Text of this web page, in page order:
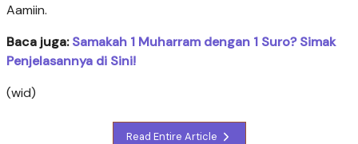
Aamiin.
Baca juga:Samakah 1 Muharram dengan 1 Suro? Simak
Penjelasannya di Sini!
(wid)
Read Entire Article